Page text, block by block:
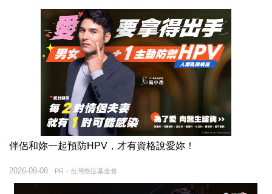
伴侶和妳一起預防HPV，才有資格說愛妳！
PR・台灣癌症基金會
2026-08-08